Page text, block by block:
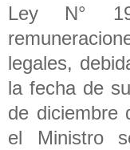
Ley N°
legales,
la fecha de
de diciembre
el Ministro